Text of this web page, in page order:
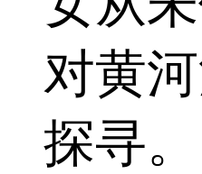
对黄
探寻